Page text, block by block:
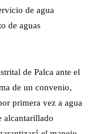
de agua
de aguas
de Palca ante el
de un convenio,
primera vez a agua
alcantarillado